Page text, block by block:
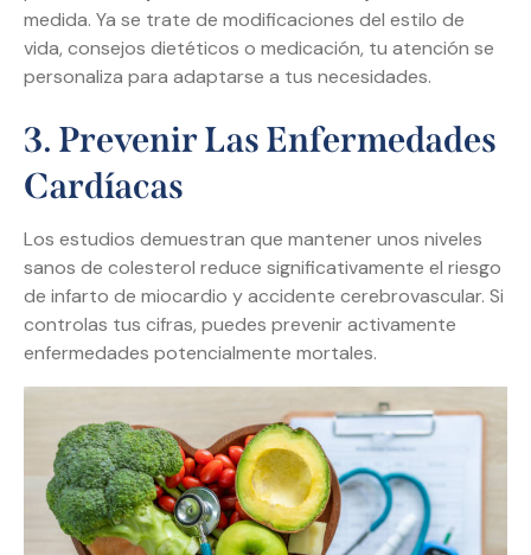
medida. Ya se trate de modificaciones del estilo de
vida, consejos dietéticos o medicación, tu atención se
personaliza para adaptarse a tus necesidades.
3. Prevenir Las Enfermedades
Cardíacas
Los estudios demuestran que mantener unos niveles
sanos de colesterol reduce significativamente el riesgo
de infarto de miocardio y accidente cerebrovascular. Si
controlas tus cifras, puedes prevenir activamente
enfermedades potencialmente mortales.